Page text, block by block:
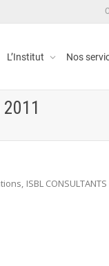
L’Institut Nos
ISBL